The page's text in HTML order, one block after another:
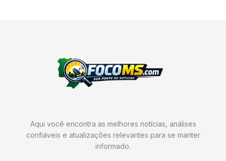
Aqui você encontra as melhores notícias, análises
confiáveis e atualizações relevantes para se manter
informado.